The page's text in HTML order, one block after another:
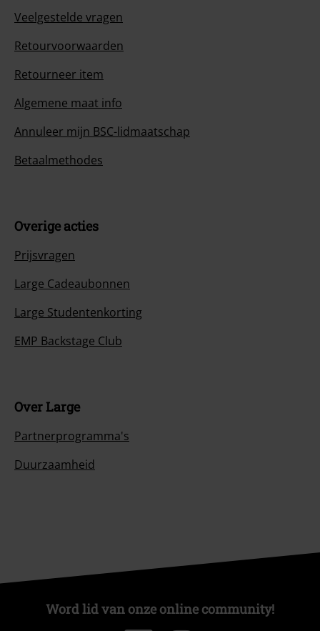
Veelgestelde vragen
Retourvoorwaarden
Retourneer item
Algemene maat info
Annuleer mijn BSC-lidmaatschap
Betaalmethodes
Overige acties
Prijsvragen
Large Cadeaubonnen
Large Studentenkorting
EMP Backstage Club
Over Large
Partnerprogramma's
Duurzaamheid
Word lid van onze online community!